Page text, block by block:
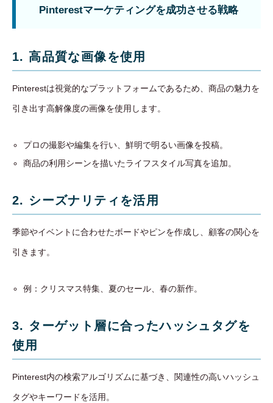
Pinterestマーケティングを成功させる戦略
1. 高品質な画像を使用
Pinterestは視覚的なプラットフォームであるため、商品の魅力を
引き出す高解像度の画像を使用します。
プロの撮影や編集を行い、鮮明で明るい画像を投稿。
商品の利用シーンを描いたライフスタイル写真を追加。
2. シーズナリティを活用
季節やイベントに合わせたボードやピンを作成し、顧客の関心を
引きます。
例：クリスマス特集、夏のセール、春の新作。
3. ターゲット層に合ったハッシュタグを
使用
Pinterest内の検索アルゴリズムに基づき、関連性の高いハッシュ
タグやキーワードを活用。